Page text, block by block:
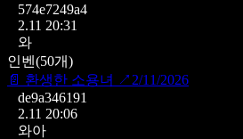
574e7249a4
2.11 20:31
와
인벤 (50개)
📄 환생한 소용녀 ↗ 2/11/2026
de9a346191
2.11 20:06
와아